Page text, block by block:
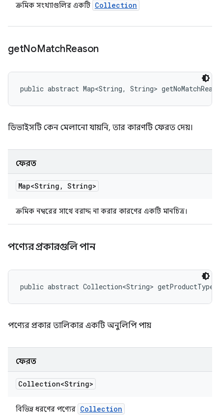
ক্রমিক সংখ্যাগুলির একটি Collection
getNoMatchReason
public abstract Map<String, String>
ডিভাইসটি কেন মেলানো যায়নি, তার কারণটি ফেরত দেয়।
ফেরত
Map<String , String>
ক্রমিক নম্বরের সাথে বরাদ্দ না করার কারণের একটি মানচিত্র।
পণ্যের প্রকারগুলি পান
public abstract Collection<String>
পণ্যের প্রকার তালিকার একটি অনুলিপি পায়
ফেরত
Collection<String>
বিভিন্ন ধরণের পণ্যের Collection